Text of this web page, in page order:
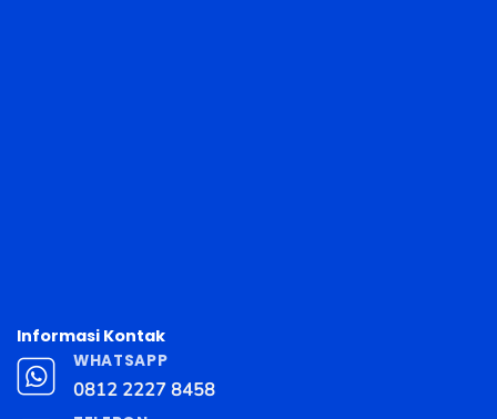
Informasi Kontak
WHATSAPP
0812 2227 8458